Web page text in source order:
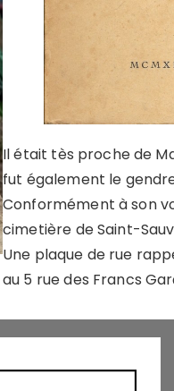
Il était tès proche de
fut également le
Conformément à son
cimetière de Saint-
Une plaque de rue
au 5 rue des Francs